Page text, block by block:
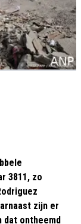
3811, zo
zijn er
dat ontheemd